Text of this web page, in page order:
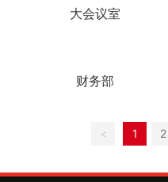
大会议室
财务部
< 1 2